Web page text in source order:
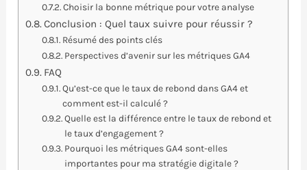
Choisir la bonne métrique pour votre analyse
Conclusion : Quel taux suivre pour réussir ?
Résumé des points clés
Perspectives d’avenir sur les métriques GA4
FAQ
Qu’est-ce que le taux de rebond dans GA4 et
comment est-il calculé ?
Quelle est la différence entre le taux de rebond et
le taux d’engagement ?
Pourquoi les métriques GA4 sont-elles
importantes pour ma stratégie digitale ?